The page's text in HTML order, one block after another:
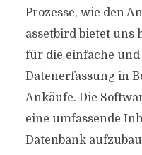
Prozesse, wie den
assetbird bietet uns
für die einfache
Datenerfassung in
Ankäufe. Die
eine umfassende
Datenbank